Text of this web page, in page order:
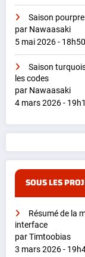
Saison
par Nawaasaki
5 mai 2026 - 18h50
Saison
les codes
par Nawaasaki
4 mars 2026 -
SOUS LES
Résumé de la
interface
par Timtoobias
3 mars 2026 -